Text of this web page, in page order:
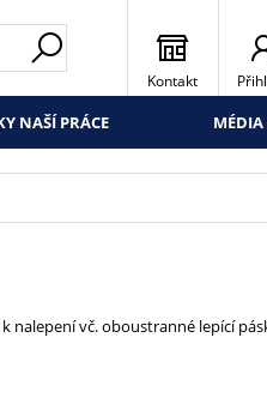
Kontakt
NAŠÍ PRÁCE
nalepení vč. oboustranné lepící